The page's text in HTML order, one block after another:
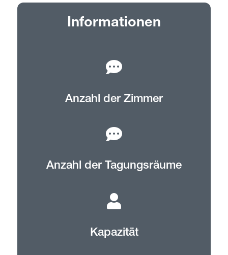
Informationen
Anzahl der Zimmer
Anzahl der Tagungsräume
Kapazität